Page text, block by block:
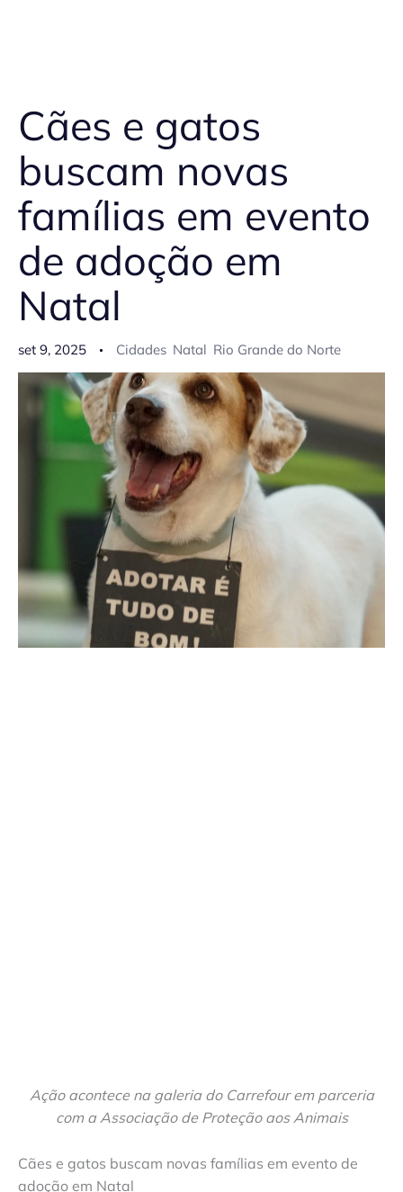
Cães e gatos
buscam novas
famílias em evento
de adoção em
Natal
set 9, 2025 Cidades Natal Rio Grande do Norte
Ação acontece na galeria do Carrefour em parceria
com a Associação de Proteção aos Animais
Cães e gatos buscam novas famílias em evento de
adoção em Natal